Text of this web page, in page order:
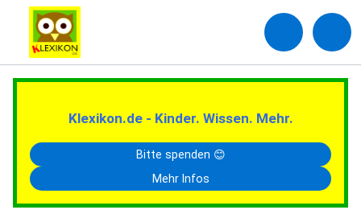
Klexikon.de - Kinder. Wissen. Mehr.
Bitte spenden 😊
Mehr Infos